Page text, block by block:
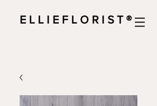
E L L I E F L O R I S T ®